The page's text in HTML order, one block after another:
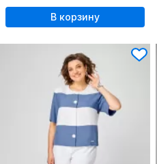
В корзину